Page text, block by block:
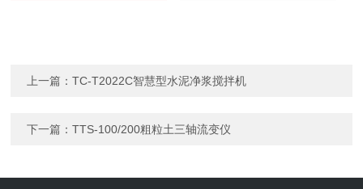
上一篇：TC-T2022C智慧型水泥净浆搅拌机
下一篇：TTS-100/200粗粒土三轴流变仪